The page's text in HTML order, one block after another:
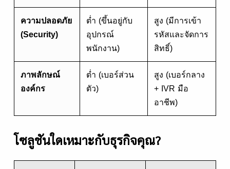
ความปลอดภัย
(Security)
ต่ำ (ขึ้นอยู่กับ
อุปกรณ์
พนักงาน)
สูง (มีการเข้า
รหัสและจัดการ
สิทธิ์)
ภาพลักษณ์
องค์กร
ต่ำ (เบอร์ส่วน
ตัว)
สูง (เบอร์กลาง
+ IVR มือ
อาชีพ)
โซลูชันใดเหมาะกับธุรกิจคุณ?